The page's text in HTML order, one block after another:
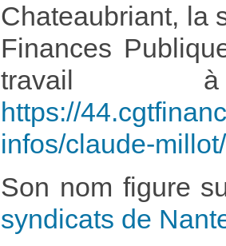
Chateaubriant, la
Finances
travail
https://
infos/claude-millot/
Son nom figure
syndicats de